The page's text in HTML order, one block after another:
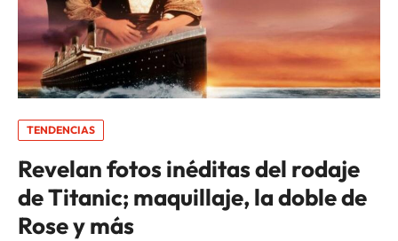
TENDENCIAS
Revelan fotos inéditas del rodaje
de Titanic; maquillaje, la doble de
Rose y más